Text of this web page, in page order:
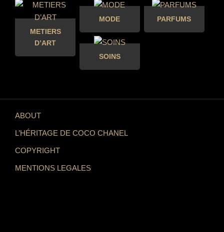
METIERS
D’ART
MODE PARFUMS
SOINS
ABOUT
L’HÉRITAGE DE COCO CHANEL
COPYRIGHT
MENTIONS LEGALES